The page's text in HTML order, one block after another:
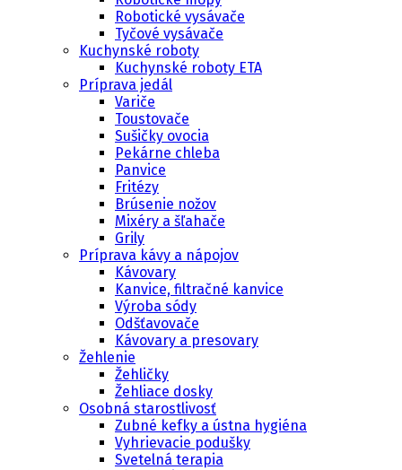
Robotické vysávače
Tyčové vysávače
Kuchynské roboty
Kuchynské roboty ETA
Príprava jedál
Variče
Toustovače
Sušičky ovocia
Pekárne chleba
Panvice
Fritézy
Brúsenie nožov
Mixéry a šľahače
Grily
Príprava kávy a nápojov
Kávovary
Kanvice, filtračné kanvice
Výroba sódy
Odšťavovače
Kávovary a presovary
Žehlenie
Žehličky
Žehliace dosky
Osobná starostlivosť
Zubné kefky a ústna hygiéna
Vyhrievacie podušky
Svetelná terapia